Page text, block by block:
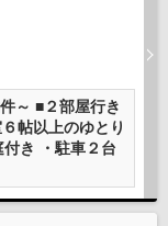
～ ■２部屋行き
帖以上のゆとり
き ・駐車２台